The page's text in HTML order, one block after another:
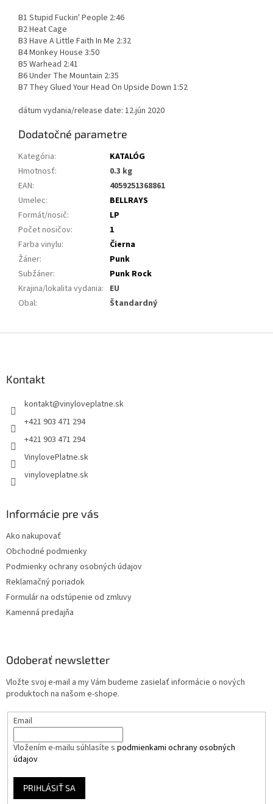
B1 Stupid Fuckin' People 2:46
B2 Heat Cage
B3 Have A Little Faith In Me 2:32
B4 Monkey House 3:50
B5 Warhead 2:41
B6 Under The Mountain 2:35
B7 They Glued Your Head On Upside Down 1:52
dátum vydania/release date: 12.jún 2020
Dodatočné parametre
Kategória:
KATALÓG
Hmotnosť:
0.3 kg
EAN:
4059251368861
Umelec:
BELLRAYS
Formát/nosič:
LP
Počet nosičov:
1
Farba vinylu:
Čierna
Žáner:
Punk
Subžáner:
Punk Rock
Krajina/lokalita vydania: EU
Obal: Štandardný
Kontakt
kontakt@vinyloveplatne.sk
+421 903 471 294
+421 903 471 294
VinylovePlatne.sk
vinyloveplatne.sk
Informácie pre vás
Ako nakupovať
Obchodné podmienky
Podmienky ochrany osobných údajov
Reklamačný poriadok
Formulár na odstúpenie od zmluvy
Kamenná predajňa
Odoberať newsletter
Vložte svoj e-mail a my Vám budeme zasielať informácie o nových
produktoch na našom e-shope.
Email
Vložením e-mailu súhlasíte s podmienkami ochrany osobných
údajov
PRIHLÁSIŤ SA